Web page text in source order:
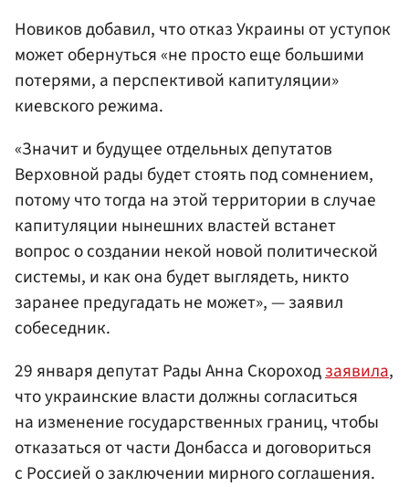
Новиков добавил, что отказ Украины от уступок
может обернуться «не просто еще большими
потерями, а перспективой капитуляции»
киевского режима.
«Значит и будущее отдельных депутатов
Верховной рады будет стоять под сомнением,
потому что тогда на этой территории в случае
капитуляции нынешних властей встанет
вопрос о создании некой новой политической
системы, и как она будет выглядеть, никто
заранее предугадать не может», — заявил
собеседник.
29 января депутат Рады Анна Скороходзаявила,
что украинские власти должны согласиться
на изменение государственных границ, чтобы
отказаться от части Донбасса и договориться
с Россией о заключении мирного соглашения.